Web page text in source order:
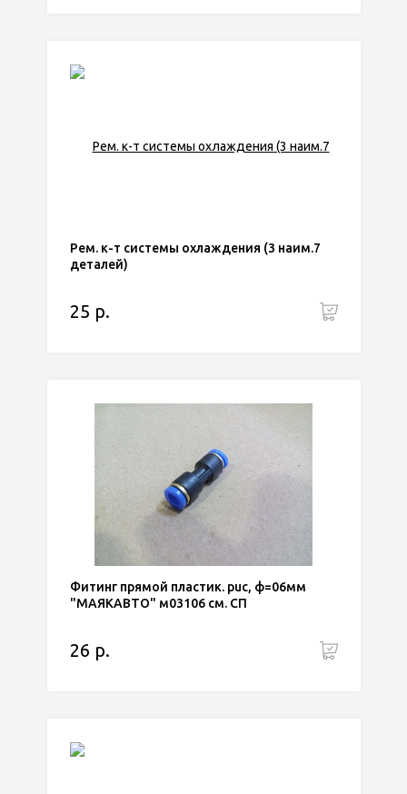
Рем. к-т системы охлаждения (3 наим.7
деталей)
25 р.
Фитинг прямой пластик. puc, ф=06мм
"МАЯКАВТО" м03106 см. СП
26 р.